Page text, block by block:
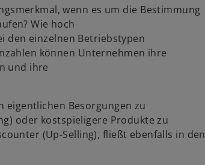
wenn es um die Bestimmung
Wie hoch
den einzelnen Betriebstypen
können Unternehmen ihre
und ihre
eigentlichen Besorgungen zu
oder kostspieligere Produkte zu
(Up-Selling), fließt ebenfalls in den